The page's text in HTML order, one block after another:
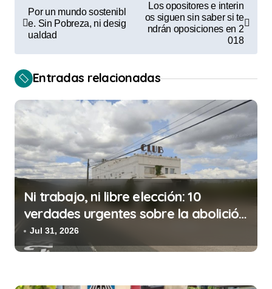
a
g
a
c
i
ó
n
d
e
e
t
Por un mundo sostenibl
e. Sin Pobreza, ni desig
ualdad
Los opositores e interin
os siguen sin saber si te
ndrán oposiciones en 2
018
Entradas relacionadas
Ni trabajo, ni libre elección: 10
verdades urgentes sobre la abolición
de la prostitución
Jul 31, 2026